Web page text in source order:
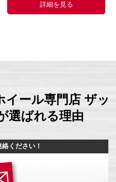
詳細を見る
イール専門店 ザッ
選ばれる理由
ください！